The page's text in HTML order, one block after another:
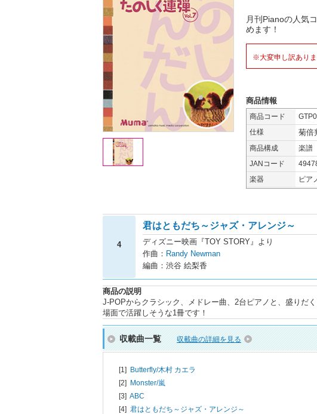
月刊Pianoの人気
めます！
※大変申し訳ありま
商品情報
商品コード
仕様
菊倍
商品構成
楽譜
JANコード
楽器
ピア
4
君はともだち～ジャズ・アレンジ～
ディズニー映画『TOY STORY』より
作曲： Randy Newman
編曲：渋谷 絵梨香
商品の説明
J-POPからクラシック、メドレー曲、2台ピアノと、盛りだ
場面で活躍しそうな1冊です！
収載曲一覧 収載曲の詳細を見る
[1] Butterfly/木村 カエラ
[2] Monster/嵐
[3] ABC
[4] 君はともだち～ジャズ・アレンジ～